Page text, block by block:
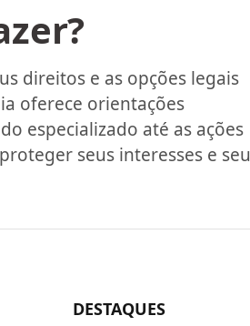
direitos e as opções legais
oferece orientações
especializado até as ações
seus interesses e seu
DESTAQUES